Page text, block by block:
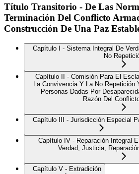
Título Transitorio - De Las
Terminación Del Conflicto
Construcción De Una Paz
Capítulo I - Sistema Integral De
No
Capítulo II - Comisión Para El
La Convivencia Y La No Repetición
Personas Dadas Por
Razón Del
Capítulo III - Jurisdicción Especial
Capítulo IV - Reparación Integral
Verdad, Justicia,
Capítulo V - Extradición